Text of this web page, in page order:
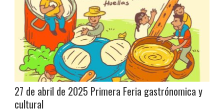
27 de abril de 2025 Primera Feria gastrónomica y
cultural